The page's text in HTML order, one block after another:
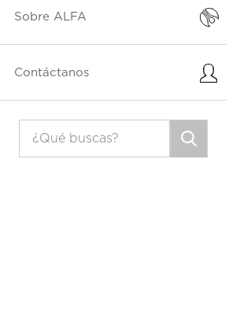
Sobre ALFA
Contáctanos